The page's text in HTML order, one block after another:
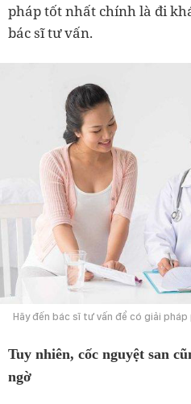
pháp tốt nhất chính là đi
bác sĩ tư vấn.
Hãy đến bác sĩ tư vấn để có giải
Tuy nhiên, cốc nguyệt san
ngờ